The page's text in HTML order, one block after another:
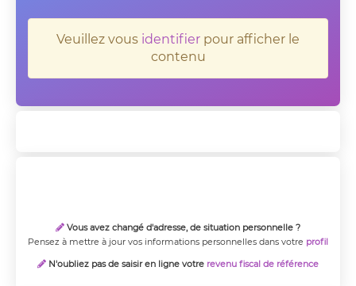
Veuillez vous identifier pour afficher le
contenu
 Vous avez changé d'adresse, de situation personnelle ?
Pensez à mettre à jour vos informations personnelles dans votre profil
 N'oubliez pas de saisir en ligne votre revenu fiscal de référence